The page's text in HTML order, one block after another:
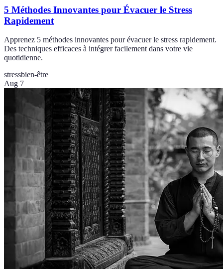
5 Méthodes Innovantes pour Évacuer le Stress
Rapidement
Apprenez 5 méthodes innovantes pour évacuer le stress rapidement.
Des techniques efficaces à intégrer facilement dans votre vie
quotidienne.
stressbien-être
Aug 7